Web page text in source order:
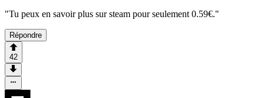
"Tu peux en savoir plus sur steam pour seulement 0.59€."
Répondre
42